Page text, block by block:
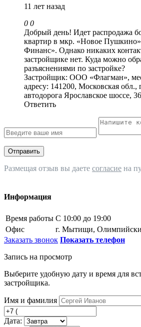
11 лет назад
0 0
Добрый день! Идет распродажа
квартир в мкр. «Новое
Финанс». Однако никаких
застройщике нет. Куда можно
разъяснениями по застройке?
Застройщик: ООО «Флагман»,
адресу: 141200, Московская
автодорога Ярославское шоссе,
Ответить
Отправить
Размещая отзыв вы даете согласие на
Информация
Время работы С 10:00 до 19:00
Офис
г. Мытищи,
Заказать звонок Показать телефон
Запись на просмотр
Выберите удобную дату и время для
застройщика.
Имя и фамилия
Дата: